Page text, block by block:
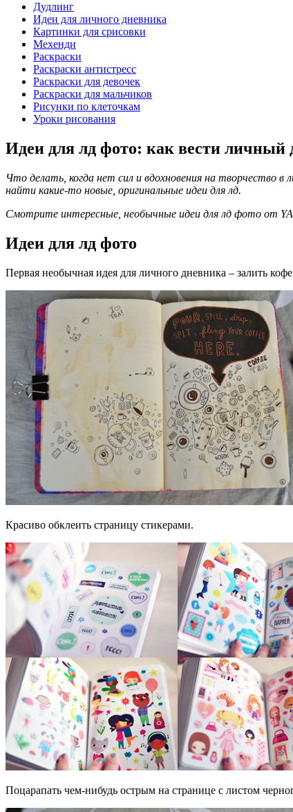
Дудлинг
Идеи для личного дневника
Картинки для срисовки
Мехенди
Раскраски
Раскраски антистресс
Раскраски для девочек
Раскраски для мальчиков
Рисунки по клеточкам
Уроки рисования
Идеи для лд фото: как вести личный
Что делать, когда нет сил и вдохновения на творчество
найти какие-то новые, оригинальные идеи для лд.
Смотрите интересные, необычные идеи для лд фото от
Идеи для лд фото
Первая необычная идея для личного дневника – залить
Красиво обклеить страницу стикерами.
Поцарапать чем-нибудь острым на странице с листом